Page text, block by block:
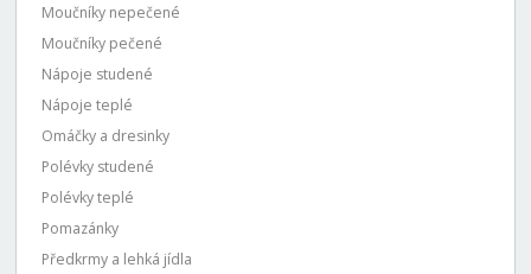
Moučníky nepečené
Moučníky pečené
Nápoje studené
Nápoje teplé
Omáčky a dresinky
Polévky studené
Polévky teplé
Pomazánky
Předkrmy a lehká jídla